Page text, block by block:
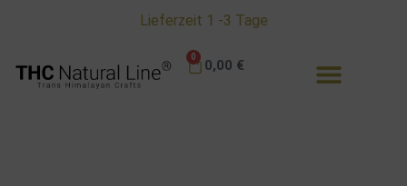
Lieferzeit 1 -3 Tage
0,00 €
0